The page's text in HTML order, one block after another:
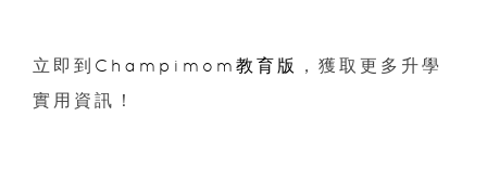
立即到 Champimom教育版
，獲取更多升學
實用資訊！